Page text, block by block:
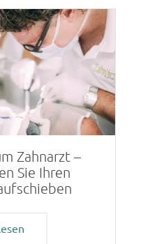
Zahnarzt –
Sie Ihren